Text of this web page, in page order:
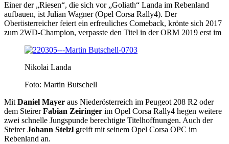
Einer der „Riesen“, die sich vor „Goliath“ Landa im Rebenland
aufbauen, ist Julian Wagner (Opel Corsa Rally4). Der
Oberösterreicher feiert ein erfreuliches Comeback, krönte sich 2017
zum 2WD-Champion, verpasste den Titel in der ORM 2019 erst im
Nikolai Landa
Foto: Martin Butschell
Mit Daniel Mayer aus Niederösterreich im Peugeot 208 R2 oder
dem SteirerFabian Zeiringer im Opel Corsa Rally4 hegen weitere
zwei schnelle Jungspunde berechtigte Titelhoffnungen. Auch der
SteirerJohann Stelzl greift mit seinem Opel Corsa OPC im
Rebenland an.